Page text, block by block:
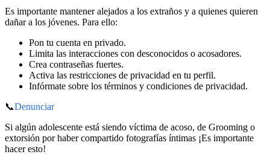
Es importante mantener alejados a los extraños y a quienes quieren
dañar a los jóvenes. Para ello:
Pon tu cuenta en privado.
Limita las interacciones con desconocidos o acosadores.
Crea contraseñas fuertes.
Activa las restricciones de privacidad en tu perfil.
Infórmate sobre los términos y condiciones de privacidad.
📞Denunciar
Si algún adolescente está siendo víctima de acoso, de Grooming o
extorsión por haber compartido fotografías íntimas ¡Es importante
hacer esto!